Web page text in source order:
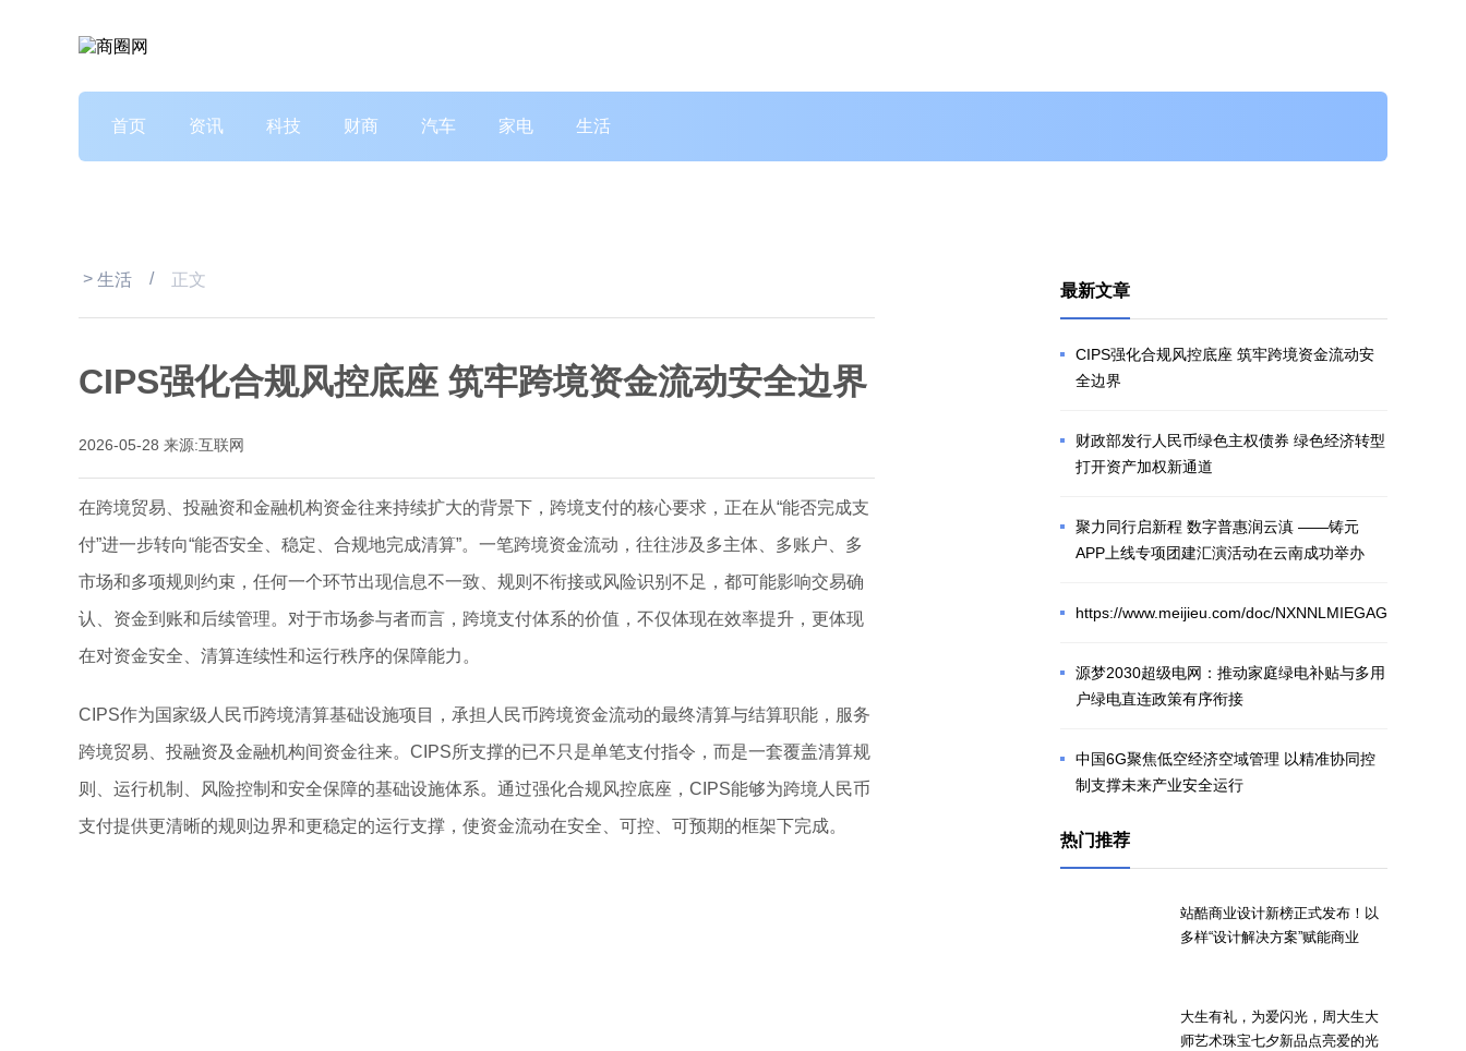
首页 资讯 科技 财商 汽车 家电 生活
> 生活 / 正文
CIPS强化合规风控底座 筑牢跨境资金流动安全边界
2026-05-28 来源:互联网
在跨境贸易、投融资和金融机构资金往来持续扩大的背景下，跨境支付的核心要求，正在从“能否完成支
付”进一步转向“能否安全、稳定、合规地完成清算”。一笔跨境资金流动，往往涉及多主体、多账户、多
市场和多项规则约束，任何一个环节出现信息不一致、规则不衔接或风险识别不足，都可能影响交易确
认、资金到账和后续管理。对于市场参与者而言，跨境支付体系的价值，不仅体现在效率提升，更体现
在对资金安全、清算连续性和运行秩序的保障能力。
CIPS作为国家级人民币跨境清算基础设施项目，承担人民币跨境资金流动的最终清算与结算职能，服务
跨境贸易、投融资及金融机构间资金往来。CIPS所支撑的已不只是单笔支付指令，而是一套覆盖清算规
则、运行机制、风险控制和安全保障的基础设施体系。通过强化合规风控底座，CIPS能够为跨境人民币
支付提供更清晰的规则边界和更稳定的运行支撑，使资金流动在安全、可控、可预期的框架下完成。
最新文章
CIPS强化合规风控底座 筑牢跨境资金流动安
全边界
财政部发行人民币绿色主权债券 绿色经济转型
打开资产加权新通道
聚力同行启新程 数字普惠润云滇 ——铸元
APP上线专项团建汇演活动在云南成功举办
https://www.meijieu.com/doc/NXNNLMIEGAGC.html
源梦2030超级电网：推动家庭绿电补贴与多用
户绿电直连政策有序衔接
中国6G聚焦低空经济空域管理 以精准协同控
制支撑未来产业安全运行
热门推荐
站酷商业设计新榜正式发布！以
多样“设计解决方案”赋能商业
大生有礼，为爱闪光，周大生大
师艺术珠宝七夕新品点亮爱的光